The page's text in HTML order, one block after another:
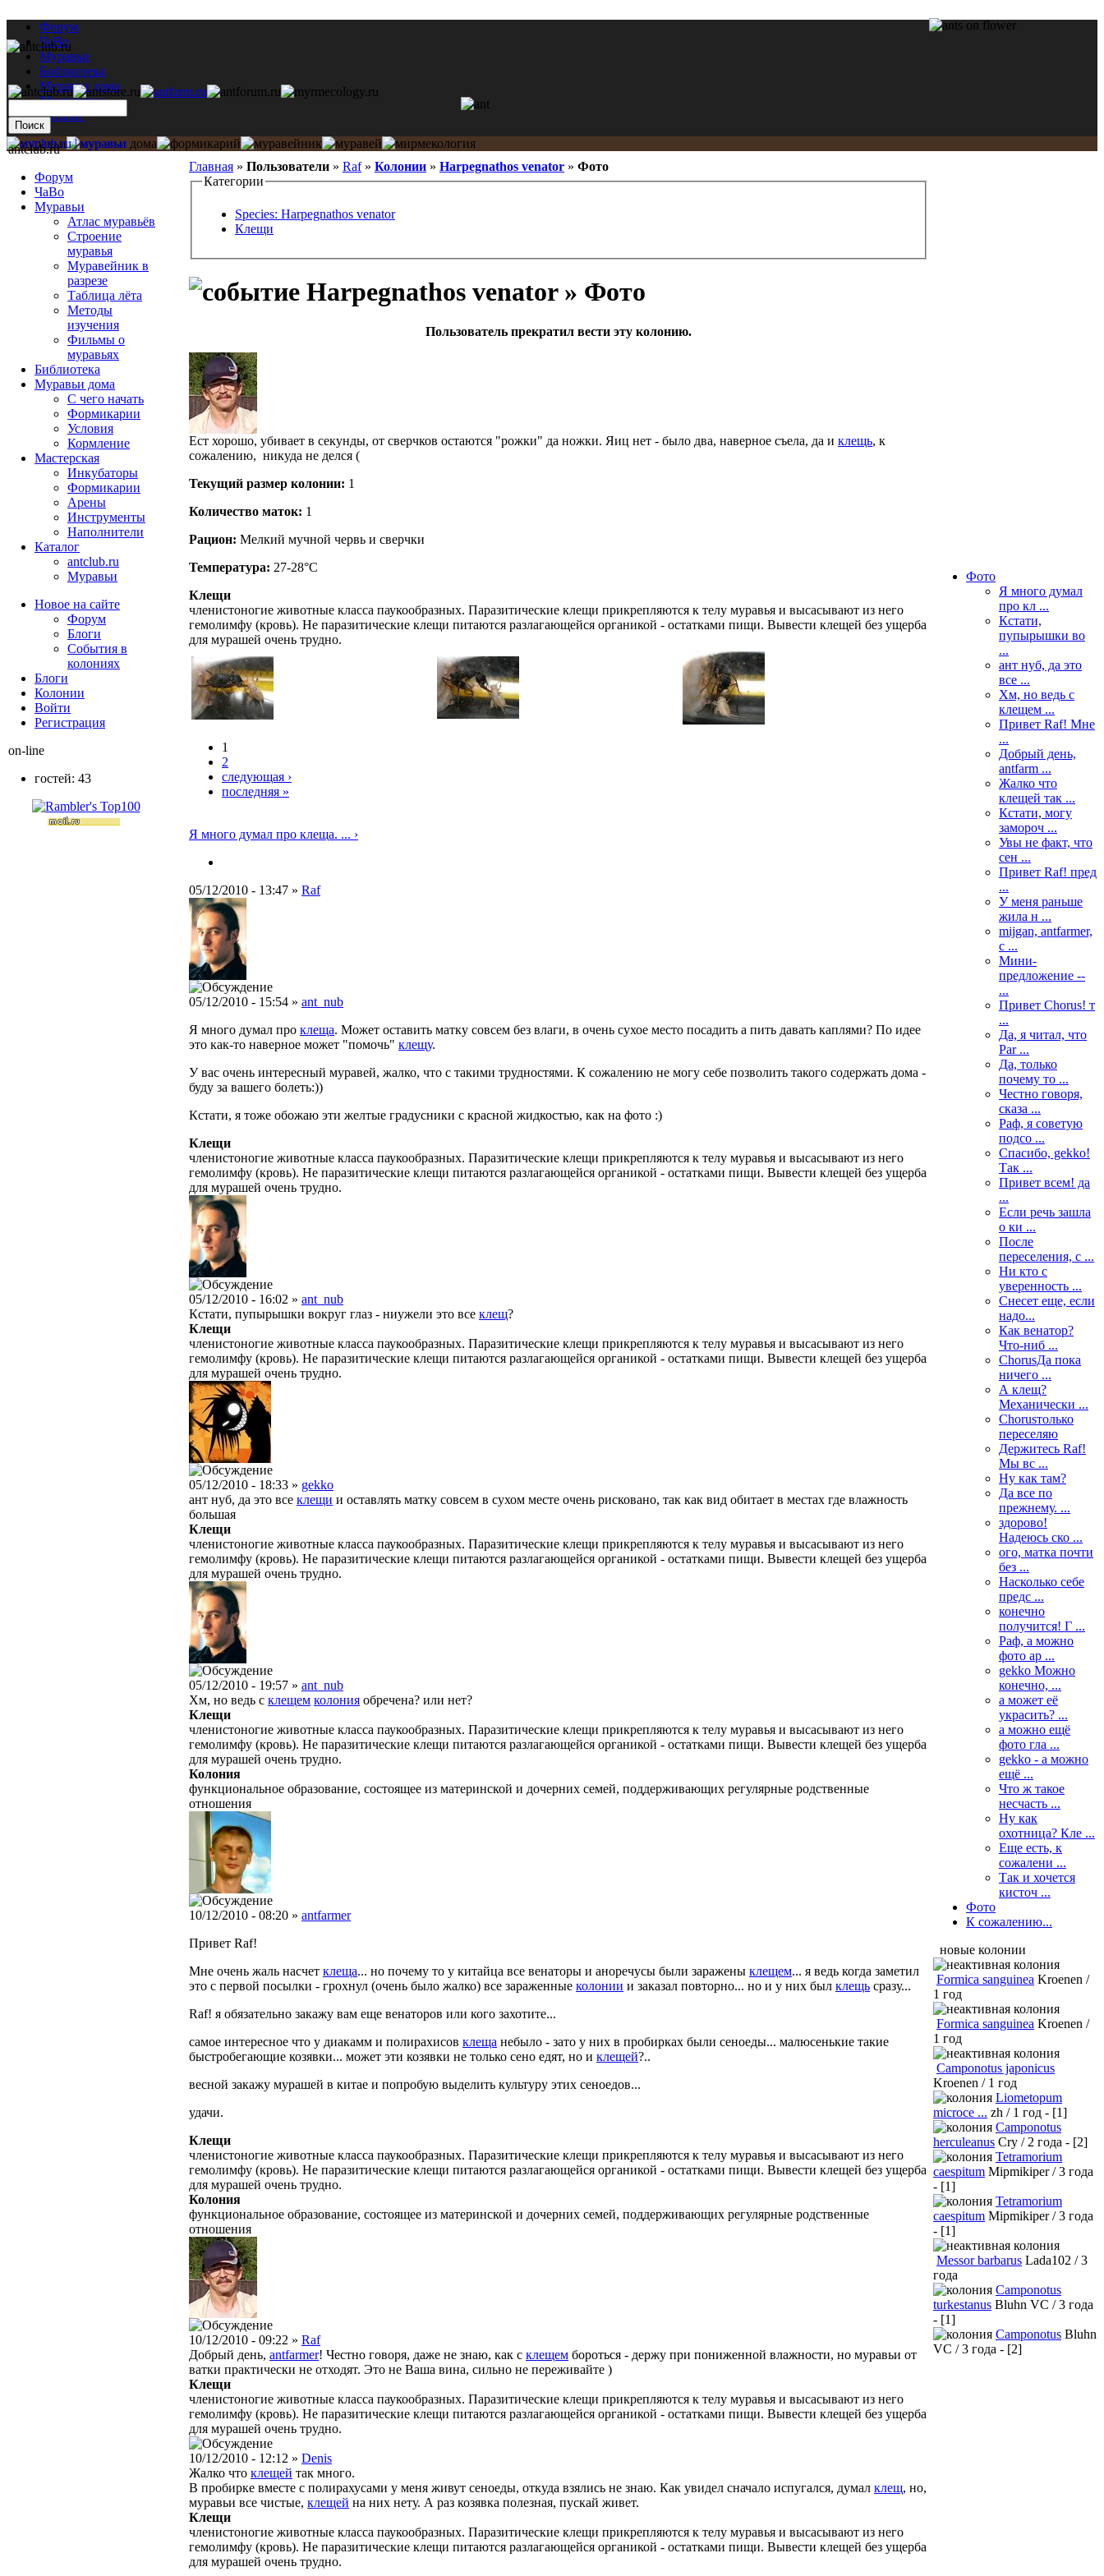
Форум
ЧаВо
Муравьи
Библиотека
Муравьи дома
Мастерская
Каталог
Главная » Пользователи » Raf» Колонии » Harpegnathos venator » Фото
Категории
Species: Harpegnathos venator
Клещи
Harpegnathos venator » Фото
Пользователь прекратил вести эту колонию.
Ест хорошо, убивает в секунды, от сверчков остаются "рожки" да ножки. Яиц нет - было два, наверное съела, да и клещь, к
сожалению, никуда не делся (
Текущий размер кoлонии: 1
Количество маток: 1
Рацион: Мелкий мучной червь и сверчки
Температура: 27-28°C
Клещи
членистоногие животные класса паукообразных. Паразитические клещи прикрепляются к телу муравья и высасывают из него
гемолимфу (кровь). Не паразитические клещи питаются разлагающейся органикой - остатками пищи. Вывести клещей без ущерба
для мурашей очень трудно.
1
2
следующая ›
последняя »
Я много думал про клеща. ... ›
05/12/2010 - 13:47 » Raf
05/12/2010 - 15:54 » ant_nub
Я много думал про клеща. Может оставить матку совсем без влаги, в очень сухое место посадить а пить давать каплями? По идее
это как-то наверное может "помочь" клещу.
У вас очень интересный муравей, жалко, что с такими трудностями. К сожалению не могу себе позволить такого содержать дома -
буду за вашего болеть:))
Кстати, я тоже обожаю эти желтые градусники с красной жидкостью, как на фото :)
Клещи
членистоногие животные класса паукообразных. Паразитические клещи прикрепляются к телу муравья и высасывают из него
гемолимфу (кровь). Не паразитические клещи питаются разлагающейся органикой - остатками пищи. Вывести клещей без ущерба
для мурашей очень трудно.
05/12/2010 - 16:02 » ant_nub
Кстати, пупырышки вокруг глаз - ниужели это все клещ?
Клещи
членистоногие животные класса паукообразных. Паразитические клещи прикрепляются к телу муравья и высасывают из него
гемолимфу (кровь). Не паразитические клещи питаются разлагающейся органикой - остатками пищи. Вывести клещей без ущерба
для мурашей очень трудно.
05/12/2010 - 18:33 » gekko
ант нуб, да это все клещи и оставлять матку совсем в сухом месте очень рисковано, так как вид обитает в местах где влажность
большая
Клещи
членистоногие животные класса паукообразных. Паразитические клещи прикрепляются к телу муравья и высасывают из него
гемолимфу (кровь). Не паразитические клещи питаются разлагающейся органикой - остатками пищи. Вывести клещей без ущерба
для мурашей очень трудно.
05/12/2010 - 19:57 » ant_nub
Хм, но ведь с клещем колония обречена? или нет?
Клещи
членистоногие животные класса паукообразных. Паразитические клещи прикрепляются к телу муравья и высасывают из него
гемолимфу (кровь). Не паразитические клещи питаются разлагающейся органикой - остатками пищи. Вывести клещей без ущерба
для мурашей очень трудно.
Колония
функциональное образование, состоящее из материнской и дочерних семей, поддерживающих регулярные родственные
отношения
10/12/2010 - 08:20 » antfarmer
Привет Raf!
Мне очень жаль насчет клеща... но почему то у китайца все венаторы и аноречусы были заражены клещем... я ведь когда заметил
это с первой посылки - грохнул (очень было жалко) все зараженные колонии и заказал повторно... но и у них был клещь сразу...
Raf! я обязательно закажу вам еще венаторов или кого захотите...
самое интересное что у диакамм и полирахисов клеща небыло - зато у них в пробирках были сеноеды... малюсенькие такие
быстробегающие козявки... может эти козявки не только сено едят, но и клещей?..
весной закажу мурашей в китае и попробую выделить культуру этих сеноедов...
удачи.
Клещи
членистоногие животные класса паукообразных. Паразитические клещи прикрепляются к телу муравья и высасывают из него
гемолимфу (кровь). Не паразитические клещи питаются разлагающейся органикой - остатками пищи. Вывести клещей без ущерба
для мурашей очень трудно.
Колония
функциональное образование, состоящее из материнской и дочерних семей, поддерживающих регулярные родственные
отношения
10/12/2010 - 09:22 » Raf
Добрый день, antfarmer! Честно говоря, даже не знаю, как с клещем бороться - держу при пониженной влажности, но муравьи от
ватки практически не отходят. Это не Ваша вина, сильно не переживайте )
Клещи
членистоногие животные класса паукообразных. Паразитические клещи прикрепляются к телу муравья и высасывают из него
гемолимфу (кровь). Не паразитические клещи питаются разлагающейся органикой - остатками пищи. Вывести клещей без ущерба
для мурашей очень трудно.
10/12/2010 - 12:12 » Denis
Жалко что клещей так много.
В пробирке вместе с полирахусами у меня живут сеноеды, откуда взялись не знаю. Как увидел сначало испугался, думал клещ, но,
муравьи все чистые, клещей на них нету. А раз козявка полезная, пускай живет.
Клещи
членистоногие животные класса паукообразных. Паразитические клещи прикрепляются к телу муравья и высасывают из него
гемолимфу (кровь). Не паразитические клещи питаются разлагающейся органикой - остатками пищи. Вывести клещей без ущерба
для мурашей очень трудно.
antclub.ru
Форум
ЧаВо
Муравьи
Атлас муравьёв
Строение
муравья
Муравейник в
разрезе
Таблица лёта
Методы
изучения
Фильмы о
муравьях
Библиотека
Муравьи дома
С чего начать
Формикарии
Условия
Кормление
Мастерская
Инкубаторы
Формикарии
Арены
Инструменты
Наполнители
Каталог
antclub.ru
Муравьи
Новое на сайте
Форум
Блоги
События в
колониях
Блоги
Колонии
Войти
Peгиcтpaция
on-line
гостей: 43
Фото
Я много думал
про кл ...
Кстати,
пупырышки во
...
ант нуб, да это
все ...
Хм, но ведь с
клещем ...
Привет Raf! Мне
...
Добрый день,
antfarm ...
Жалко что
клещей так ...
Кстати, могу
замороч ...
Увы не факт, что
сен ...
Привет Raf! пред
...
У меня раньше
жила н ...
mijgan, antfarmer,
с ...
Мини-
предложение --
...
Привет Chorus! т
...
Да, я читал, что
Par ...
Да, только
почему то ...
Честно говоря,
сказа ...
Раф, я советую
подсо ...
Спасибо, gekko!
Так ...
Привет всем! да
...
Если речь зашла
о ки ...
После
переселения, с ...
Ни кто с
уверенность ...
Снесет еще, если
надо...
Как венатор?
Что-ниб ...
ChorusДа пока
ничего ...
А клещ?
Механически ...
Chorusтолько
переселяю
Держитесь Raf!
Мы вс ...
Ну как там?
Да все по
прежнему. ...
здорово!
Надеюсь ско ...
ого, матка почти
без ...
Насколько себе
предс ...
конечно
получится! Г ...
Раф, а можно
фото ар ...
gekko Можно
конечно, ...
а может её
украсить? ...
а можно ещё
фото гла ...
gekko - а можно
ещё ...
Что ж такое
несчасть ...
Ну как
охотница? Кле ...
Еще есть, к
сожалени ...
Так и хочется
кисточ ...
Фото
К сожалению...
новые колонии
Formica sanguinea Kroenen /
1 год
Formica sanguinea Kroenen /
1 год
Camponotus japonicus
Kroenen / 1 год
Liometopum
microce ... zh / 1 год - [1]
Camponotus
herculeanus Cry / 2 года - [2]
Tetramorium
caespitum Mipmikiper / 3 года
- [1]
Tetramorium
caespitum Mipmikiper / 3 года
- [1]
Messor barbarus Lada102 / 3
года
Camponotus
turkestanus Bluhn VC / 3 года
- [1]
Camponotus Bluhn
VC / 3 года - [2]